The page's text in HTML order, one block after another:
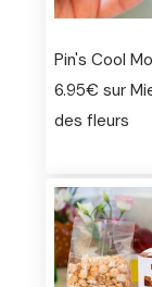
Pin's Cool
6.95€ sur
des fleurs